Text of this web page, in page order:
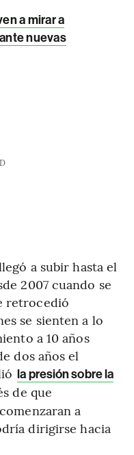
a mirar a
nuevas
a subir hasta el
2007 cuando se
retrocedió
se sienten a lo
a 10 años
dos años el
la presión sobre la
de que
a
dirigirse hacia